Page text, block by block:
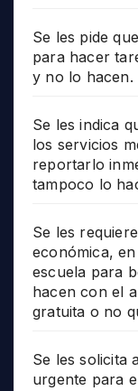
Se les pide
para hacer
y no lo hacen.
Se les indica
los servicios
reportarlo
tampoco lo
Se les
económica,
escuela para
hacen con el
gratuita o no
Se les solicita
urgente para